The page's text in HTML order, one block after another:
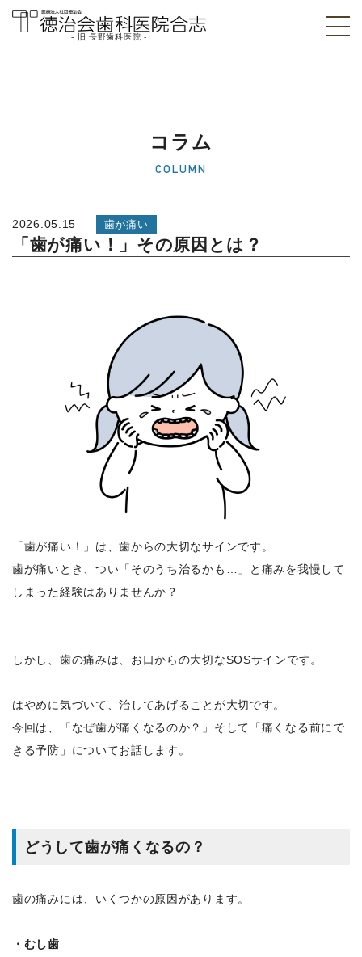
医院]｜熊本県合志
- 旧 長野歯科医院 -
コラム
COLUMN
2026.05.15 歯が痛い
「歯が痛い！」その原因とは？
「歯が痛い！」は、歯からの大切なサインです。
歯が痛いとき、つい「そのうち治るかも…」と痛みを我慢して
しまった経験はありませんか？
しかし、歯の痛みは、お口からの大切なSOSサインです。
はやめに気づいて、治してあげることが大切です。
今回は、「なぜ歯が痛くなるのか？」そして「痛くなる前にで
きる予防」についてお話します。
どうして歯が痛くなるの？
歯の痛みには、いくつかの原因があります。
・むし歯